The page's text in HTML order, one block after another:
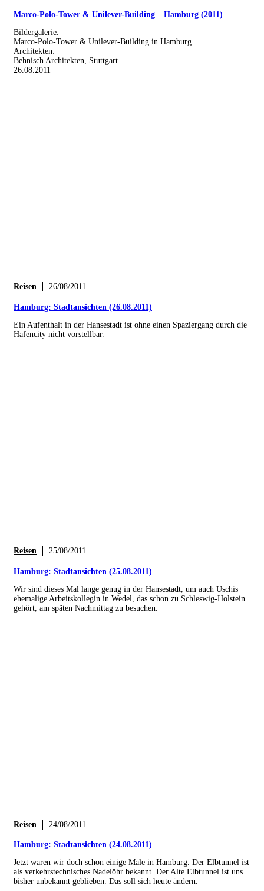
Marco-Polo-Tower & Unilever-Building – Hamburg (2011)
Bildergalerie.
Marco-Polo-Tower & Unilever-Building in Hamburg.
Architekten:
Behnisch Architekten, Stuttgart
26.08.2011
Reisen 26/08/2011
Hamburg: Stadtansichten (26.08.2011)
Ein Aufenthalt in der Hansestadt ist ohne einen Spaziergang durch die
Hafencity nicht vorstellbar.
Reisen 25/08/2011
Hamburg: Stadtansichten (25.08.2011)
Wir sind dieses Mal lange genug in der Hansestadt, um auch Uschis
ehemalige Arbeitskollegin in Wedel, das schon zu Schleswig-Holstein
gehört, am späten Nachmittag zu besuchen.
Reisen 24/08/2011
Hamburg: Stadtansichten (24.08.2011)
Jetzt waren wir doch schon einige Male in Hamburg. Der Elbtunnel ist
als verkehrstechnisches Nadelöhr bekannt. Der Alte Elbtunnel ist uns
bisher unbekannt geblieben. Das soll sich heute ändern.